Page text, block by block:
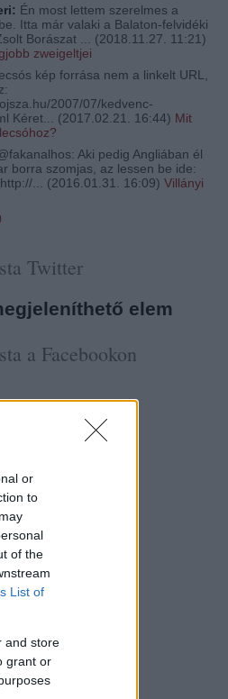
or
to
of the
List of
and store
grant or
Én most lettem szerelmes a
Itta már valaki a Balaton-felvidéki
Borászat ... (2018.11.27. 11:21)
zweigeltjei
kép forrása nem a linkelt URL,
2007/07/kedvenc-
Kéret... (2017.02.21. 16:44) Mit
Aki pedig Angliában él
borra szomjas, az lessen be ide:
... (2016.01.31. 16:09) Villányi
Twitter
elem
a Facebookon